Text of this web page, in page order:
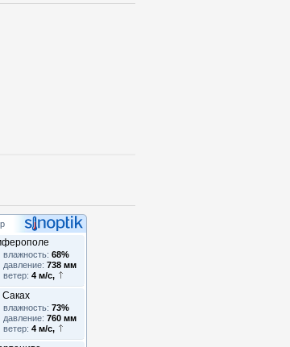
влажность: 68%
давление: 738 мм
ветер: 4 м/с,
Саках
влажность: 73%
давление: 760 мм
ветер: 4 м/с,